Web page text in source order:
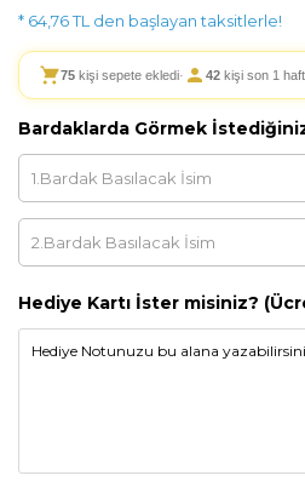
* 64,76 TL den başlayan taksitlerle!
75 kişi sepete ekledi· 42 kişi son 1
Bardaklarda Görmek
Hediye Kartı İster misiniz?